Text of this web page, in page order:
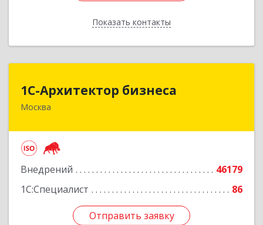
Показать контакты
Назад
1С-Архитектор бизнеса
Москва
Внедрений
46179
1С:Специалист
86
Отправить заявку
1С-Архитектор бизнеса
115114, Москва г, Кожевнический 2-й пер, дом
Отправить заявку